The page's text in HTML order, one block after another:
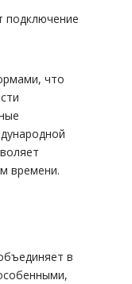
подключение
что
времени.
в